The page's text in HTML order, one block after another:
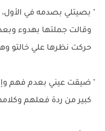
" بصيتلي بصدمه في الأول،
وقالت جملتها بهدوء
حركت نظرها علي خالتو
" ضيقت عيني بعدم فهم
كبير من ردة فعلهم